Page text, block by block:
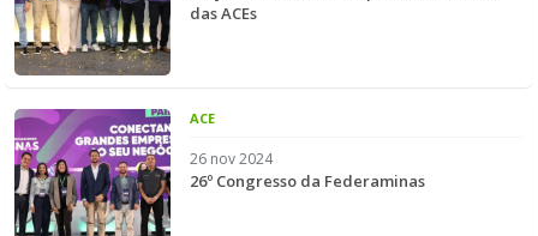
das ACEs
ACE
26 nov 2024
26º Congresso da Federaminas